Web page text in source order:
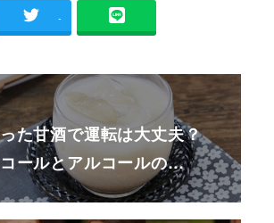
-
た甘酒で運転は大丈夫？
ールとアルコールの…